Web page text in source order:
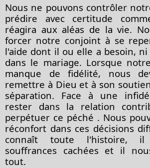
Nous ne pouvons contrôler
prédire avec certitude
réagira aux aléas de la vie.
forcer notre conjoint à se
l'aide dont il ou elle a besoin,
dans le mariage. Lorsque
manque de fidélité, nous
remettre à Dieu et à son
séparation. Face à une
rester dans la relation
perpétuer ce péché . Nous
réconfort dans ces décisions
connaît toute l'histoire,
souffrances cachées et il
tout.